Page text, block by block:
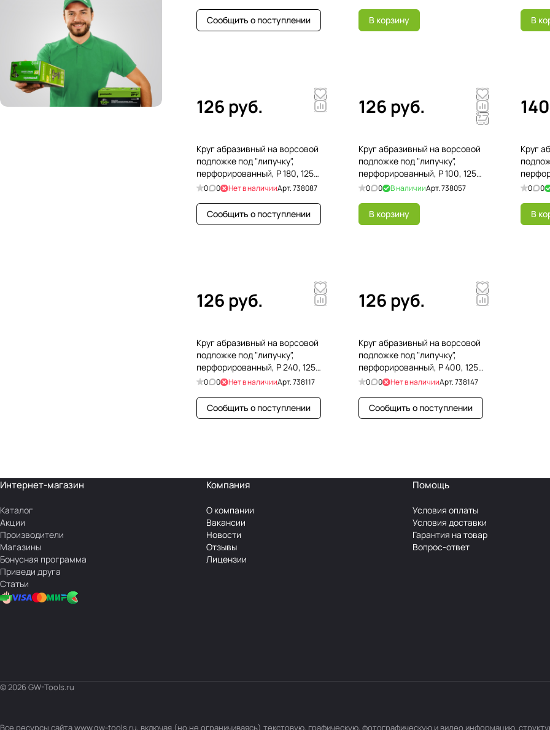
Сообщить о поступлении В корзину В
126 руб.
Круг абразивный на ворсовой
подложке под "липучку",
перфорированный, P 180, 125
мм, 5 шт
0 0 Нет в наличииАрт.738087
Сообщить о поступлении
126 руб.
Круг абразивный на ворсовой
подложке под "липучку",
перфорированный, P 100, 125
мм, 5 шт
0 0 В наличииАрт.738057
В корзину
Круг
мм, 5
0 0
В
126 руб.
Круг абразивный на ворсовой
подложке под "липучку",
перфорированный, P 240, 125
мм, 5 шт
0 0 Нет в наличииАрт.738117
Сообщить о поступлении
126 руб.
Круг абразивный на ворсовой
подложке под "липучку",
перфорированный, P 400, 125
мм, 5 шт
0 0 Нет в наличииАрт.738147
Сообщить о поступлении
Интернет-магазин
Каталог
Акции
Производители
Магазины
Бонусная программа
Приведи друга
Статьи
Компания
О компании
Вакансии
Новости
Отзывы
Лицензии
Помощь
Условия оплаты
Условия доставки
Гарантия на товар
Вопрос-ответ
© 2026 GW-Tools.ru
Все ресурсы сайта www.gw-tools.ru, включая (но не ограничиваясь) текстовую, графическую, фотографическую и видео информацию,